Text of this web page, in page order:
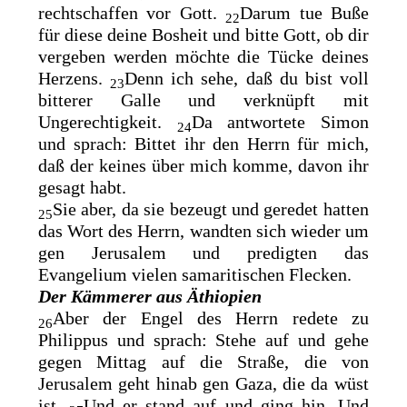
rechtschaffen vor Gott.
22Darum tue Buße
für diese deine Bosheit und bitte Gott, ob dir
vergeben werden möchte die Tücke deines
Herzens.
23Denn ich sehe, daß du bist voll
bitterer Galle und verknüpft mit
Ungerechtigkeit.
24Da antwortete Simon
und sprach: Bittet ihr den Herrn für mich,
daß der keines über mich komme, davon ihr
gesagt habt.
25Sie aber, da sie bezeugt und geredet hatten
das Wort des Herrn, wandten sich wieder um
gen Jerusalem und predigten das
Evangelium vielen samaritischen Flecken.
Der Kämmerer aus Äthiopien
26Aber der Engel des Herrn redete zu
Philippus und sprach: Stehe auf und gehe
gegen Mittag auf die Straße, die von
Jerusalem geht hinab gen Gaza, die da wüst